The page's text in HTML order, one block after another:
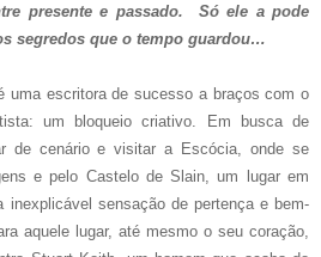
presente e passado. Só ele a pode
segredos que o tempo guardou…
uma escritora de sucesso a braços com o
um bloqueio criativo. Em busca de
de cenário e visitar a Escócia, onde se
e pelo Castelo de Slain, um lugar em
inexplicável sensação de pertença e bem-
aquele lugar, até mesmo o seu coração,